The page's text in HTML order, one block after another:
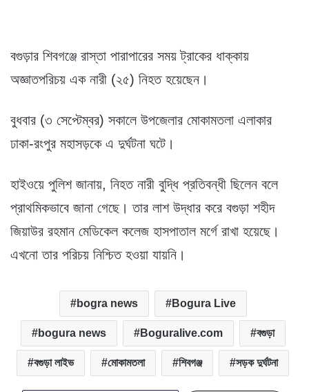
বগুড়ার শিবগঞ্জে রাস্তা পারাপারের সময় ট্রাকের ধাক্কায়
অজ্ঞাতপরিচয় এক নারী (২৫) নিহত হয়েছেন।
বুধবার (৩ সেপ্টেম্বর) সকালে উপজেলার মোকামতলা এলাকার
ঢাকা-রংপুর মহাসড়কে এ দুর্ঘটনা ঘটে।
হাইওয়ে পুলিশ জানায়, নিহত নারী বুদ্ধি প্রতিবন্ধী ছিলেন বলে
প্রাথমিকভাবে জানা গেছে। তার লাশ উদ্ধার করে বগুড়া শহীদ
জিয়াউর রহমান মেডিকেল কলেজ হাসপাতাল মর্গে রাখা হয়েছে।
এখনো তার পরিচয় নিশ্চিত হওয়া যায়নি।
bogra news Bogura Live
bogura news Boguralive.com বগুড়া
বগুড়া লাইভ মোকামতলা শিবগঞ্জ সড়ক দুর্ঘটনা